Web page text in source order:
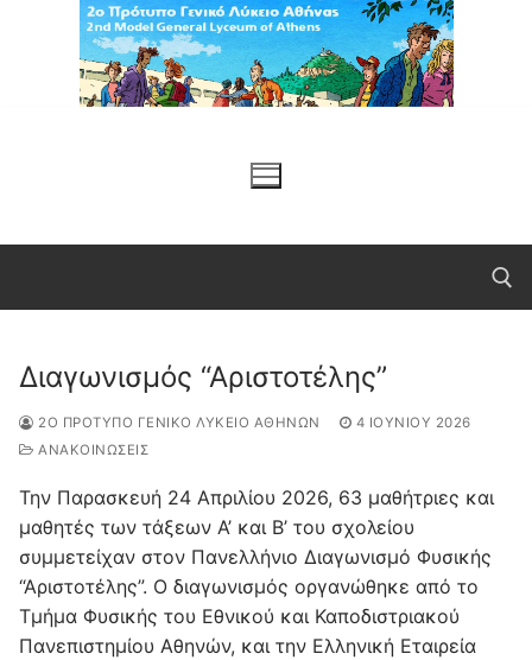
Μετάβαση
περιεχόμενο
Αναζήτηση για:
Διαγωνισμός “Αριστοτέλης”
2Ο ΠΡΌΤΥΠΟ ΓΕΝΙΚΌ ΛΎΚΕΙΟ ΑΘΗΝΏΝ
4 ΙΟΥΝΊΟΥ 2026
ΑΝΑΚΟΙΝΩΣΕΙΣ
Την Παρασκευή 24 Απριλίου 2026, 63 μαθήτριες και
μαθητές των τάξεων Α’ και Β’ του σχολείου
συμμετείχαν στον Πανελλήνιο Διαγωνισμό Φυσικής
“Αριστοτέλης”. Ο διαγωνισμός οργανώθηκε από το
Τμήμα Φυσικής του Εθνικού και Καποδιστριακού
Πανεπιστημίου Αθηνών, και την Ελληνική Εταιρεία